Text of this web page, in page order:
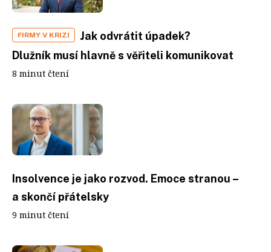
FIRMY V KRIZI
Jak odvrátit úpadek?
Dlužník musí hlavně s věřiteli komunikovat
8 minut čtení
Insolvence je jako rozvod. Emoce stranou –
a skončí přátelsky
9 minut čtení